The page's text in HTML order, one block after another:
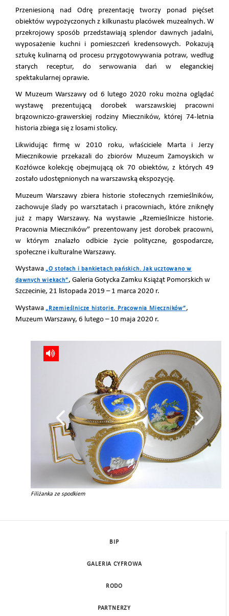
Przeniesioną nad Odrę prezentację tworzy ponad pięćset
obiektów wypożyczonych z kilkunastu placówek muzealnych. W
przekrojowy sposób przedstawiają splendor dawnych jadalni,
wyposażenie kuchni i pomieszczeń kredensowych. Pokazują
sztukę kulinarną od procesu przygotowywania potraw, według
starych receptur, do serwowania dań w eleganckiej
spektakularnej oprawie.
W Muzeum Warszawy od 6 lutego 2020 roku można oglądać
wystawę prezentującą dorobek warszawskiej pracowni
brązowniczo-grawerskiej rodziny Mieczników, której 74-letnia
historia zbiega się z losami stolicy.
Likwidując firmę w 2010 roku, właściciele Marta i Jerzy
Miecznikowie przekazali do zbiorów Muzeum Zamoyskich w
Kozłówce kolekcję obejmującą ok 70 obiektów, z których 49
zostało udostępnionych na warszawską ekspozycję.
Muzeum Warszawy zbiera historie stołecznych rzemieślników,
zachowuje ślady po warsztatach i pracowniach, które zniknęły
już z mapy Warszawy. Na wystawie „Rzemieślnicze historie.
Pracownia Mieczników” prezentowany jest dorobek pracowni,
w którym znalazło odbicie życie polityczne, gospodarcze,
społeczne i kulturalne Warszawy.
Wystawa „O stołach i bankietach pańskich. Jak ucztowano w
dawnych wiekach”, Galeria Gotycka Zamku Książąt Pomorskich w
Szczecinie, 21 listopada 2019 – 1 marca 2020 r.
Wystawa „Rzemieślnicze historie. Pracownia Mieczników”,
Muzeum Warszawy, 6 lutego – 10 maja 2020 r.
Filiżanka ze spodkiem
BIP
GALERIA CYFROWA
RODO
PARTNERZY